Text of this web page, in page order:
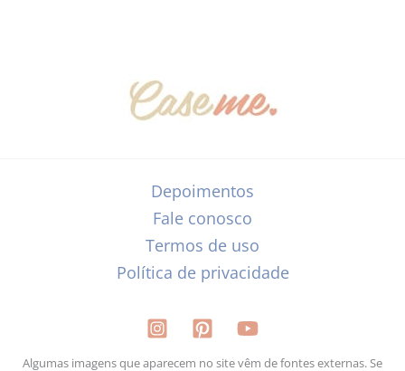
Depoimentos
Fale conosco
Termos de uso
Política de privacidade
Algumas imagens que aparecem no site vêm de fontes externas. Se